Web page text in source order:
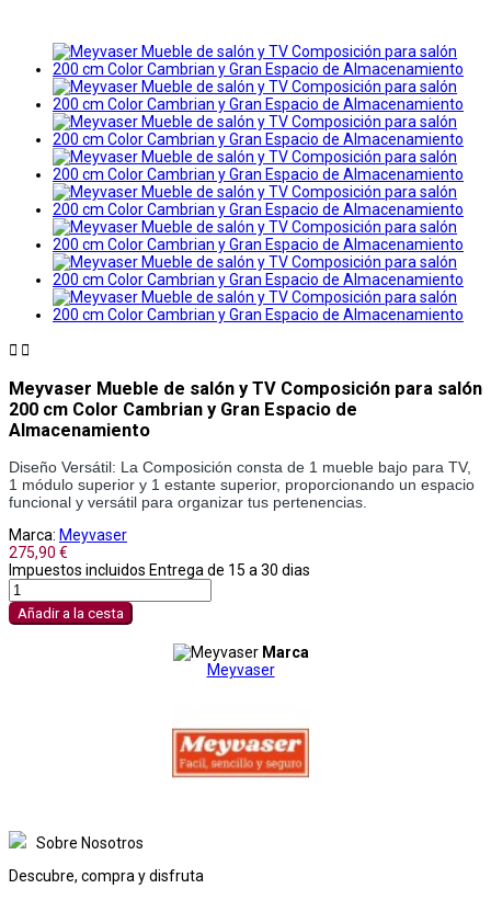
 
Meyvaser Mueble de salón y TV Composición para salón
200 cm Color Cambrian y Gran Espacio de
Almacenamiento
Diseño Versátil: La Composición consta de 1 mueble bajo para TV,
1 módulo superior y 1 estante superior, proporcionando un espacio
funcional y versátil para organizar tus pertenencias.
Marca: Meyvaser
275,90 €
Impuestos incluidos Entrega de 15 a 30 dias
Añadir a la cesta
Marca
Meyvaser
Sobre Nosotros
Descubre, compra y disfruta